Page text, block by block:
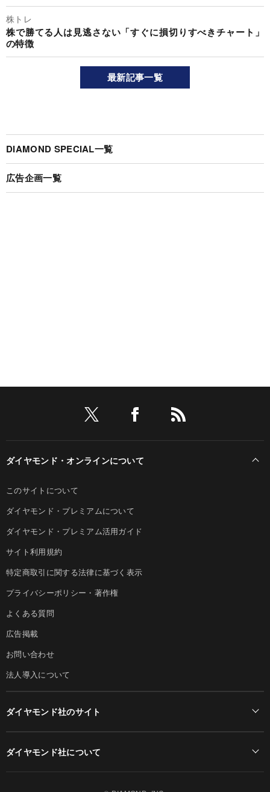
株トレ
株で勝てる人は見逃さない「すぐに損切りすべきチャート」
の特徴
最新記事一覧
DIAMOND SPECIAL一覧
広告企画一覧
ダイヤモンド・オンラインについて
このサイトについて
ダイヤモンド・プレミアムについて
ダイヤモンド・プレミアム活用ガイド
サイト利用規約
特定商取引に関する法律に基づく表示
プライバシーポリシー・著作権
よくある質問
広告掲載
お問い合わせ
法人導入について
ダイヤモンド社のサイト
ダイヤモンド社について